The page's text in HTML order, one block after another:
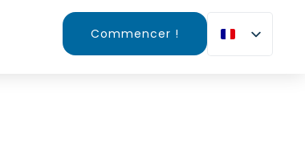
Commencer !